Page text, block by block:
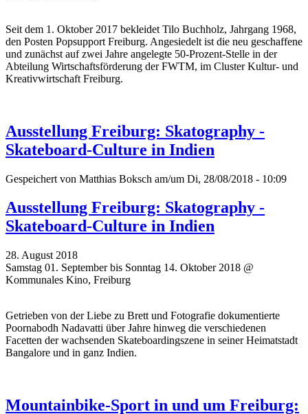
Seit dem 1. Oktober 2017 bekleidet Tilo Buchholz, Jahrgang 1968,
den Posten Popsupport Freiburg. Angesiedelt ist die neu geschaffene
und zunächst auf zwei Jahre angelegte 50-Prozent-Stelle in der
Abteilung Wirtschaftsförderung der FWTM, im Cluster Kultur- und
Kreativwirtschaft Freiburg.
Ausstellung Freiburg: Skatography -
Skateboard-Culture in Indien
Gespeichert von Matthias Boksch am/um Di, 28/08/2018 - 10:09
Ausstellung Freiburg: Skatography -
Skateboard-Culture in Indien
28. August 2018
Samstag 01. September bis Sonntag 14. Oktober 2018 @
Kommunales Kino, Freiburg
Getrieben von der Liebe zu Brett und Fotografie dokumentierte
Poornabodh Nadavatti über Jahre hinweg die verschiedenen
Facetten der wachsenden Skateboardingszene in seiner Heimatstadt
Bangalore und in ganz Indien.
Mountainbike-Sport in und um Freiburg: